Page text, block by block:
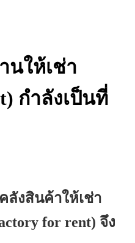
นให้เช่า
กำลังเป็นที่
ลังสินค้าให้เช่า
for rent) จึง